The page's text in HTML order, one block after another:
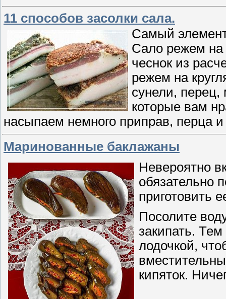
11 способов засолки сала.
Самый
Сало режем на
чеснок из
режем на
сунели,
которые вам
насыпаем немного приправ, перца
Маринованные баклажаны
Невероятно
обязательно
приготовить
Посолите
закипать.
лодочкой,
кипяток.